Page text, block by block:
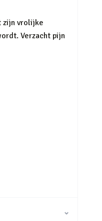
zijn vrolijke
Verzacht pijn
⌄